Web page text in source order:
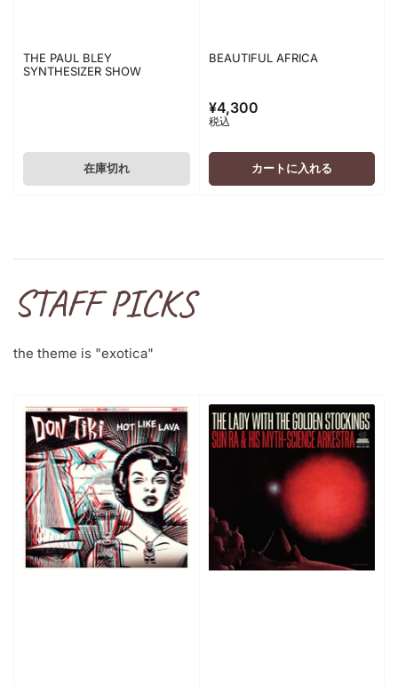
THE PAUL BLEY
SYNTHESIZER SHOW
在庫切れ
BEAUTIFUL AFRICA
通
常
価
¥4,300
税込
カートに入れる
STAFF PICKS
the theme is "exotica"